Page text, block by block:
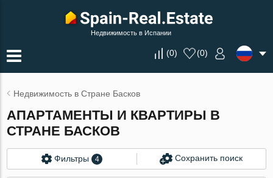
Недвижимость в Испании
(0) (0)
Недвижимость в Стране Басков
АПАРТАМЕНТЫ И КВАРТИРЫ В
СТРАНЕ БАСКОВ
Фильтры 4 Сохранить поиск